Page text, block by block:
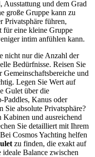
Ausstattung und dem Grad
große Gruppe kann zu
Privatsphäre führen,
für eine kleine Gruppe
intim anfühlen kann.
nicht nur die Anzahl der
Bedürfnisse. Reisen Sie
und
Legen Sie Wert auf
Gulet über die
Paddles, Kanus oder
Sie absolute Privatsphäre?
und ausreichend
Sie detailliert mit Ihrem
Cosmos Yachting helfen
zu finden, die exakt auf
Balance zwischen